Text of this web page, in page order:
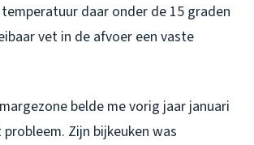
daar onder de 15 graden
vet in de afvoer een vaste
belde me vorig jaar januari
Zijn bijkeuken was